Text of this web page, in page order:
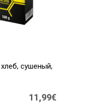
сушеный,
11,99€